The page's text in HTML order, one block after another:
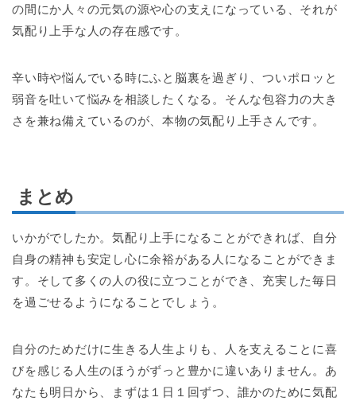
の間にか人々の元気の源や心の支えになっている、それが
気配り上手な人の存在感です。
辛い時や悩んでいる時にふと脳裏を過ぎり、ついポロッと
弱音を吐いて悩みを相談したくなる。そんな包容力の大き
さを兼ね備えているのが、本物の気配り上手さんです。
まとめ
いかがでしたか。気配り上手になることができれば、自分
自身の精神も安定し心に余裕がある人になることができま
す。そして多くの人の役に立つことができ、充実した毎日
を過ごせるようになることでしょう。
自分のためだけに生きる人生よりも、人を支えることに喜
びを感じる人生のほうがずっと豊かに違いありません。あ
なたも明日から、まずは１日１回ずつ、誰かのために気配